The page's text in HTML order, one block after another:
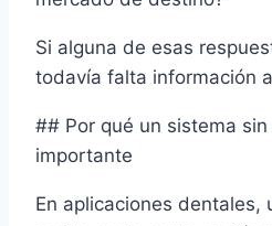
Si alguna de esas
todavía falta información
## Por qué un sistema
importante
En aplicaciones dentales,